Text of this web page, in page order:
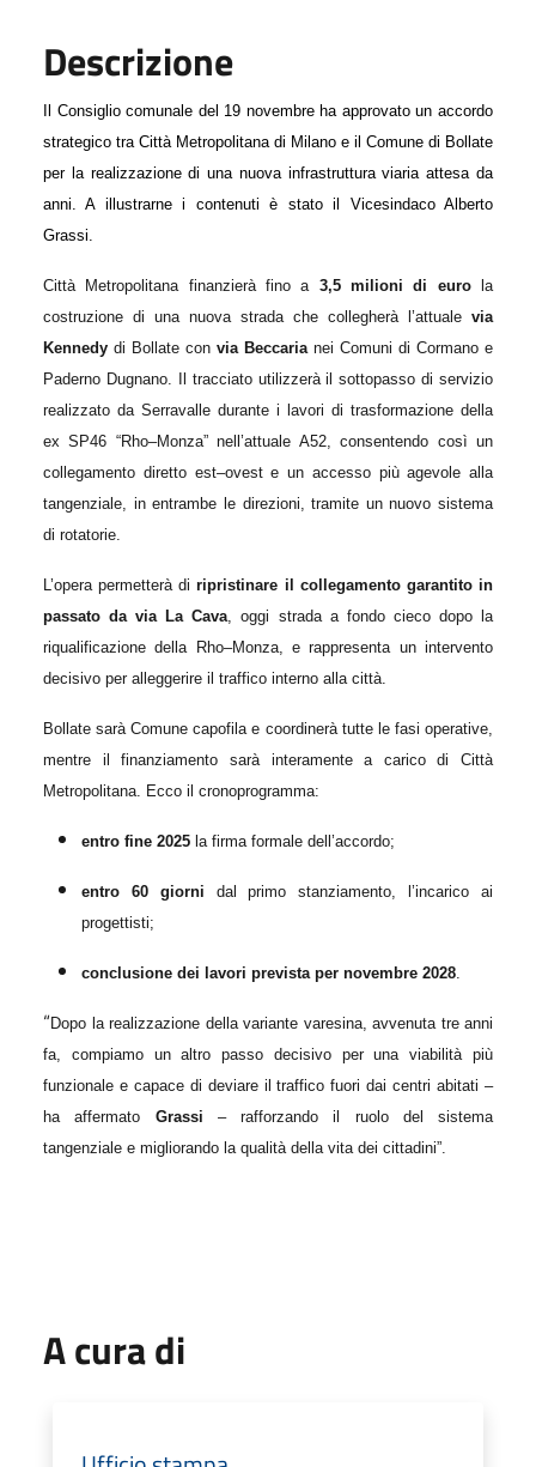
Descrizione
Il Consiglio comunale del 19 novembre ha approvato un accordo
strategico tra Città Metropolitana di Milano e il Comune di Bollate
per la realizzazione di una nuova infrastruttura viaria attesa da
anni. A illustrarne i contenuti è stato il Vicesindaco Alberto
Grassi.
Città Metropolitana finanzierà fino a 3,5 milioni di eurola
costruzione di una nuova strada che collegherà l’attuale via
Kennedy di Bollate con via Beccaria nei Comuni di Cormano e
Paderno Dugnano. Il tracciato utilizzerà il sottopasso di servizio
realizzato da Serravalle durante i lavori di trasformazione della
ex SP46 “Rho–Monza” nell’attuale A52, consentendo così un
collegamento diretto est–ovest e un accesso più agevole alla
tangenziale, in entrambe le direzioni, tramite un nuovo sistema
di rotatorie.
L’opera permetterà diripristinare il collegamento garantito in
passato da via La Cava ,oggi strada a fondo cieco dopo la
riqualificazione della Rho–Monza, e rappresenta un intervento
decisivo per alleggerire il traffico interno alla città.
Bollate sarà Comune capofila e coordinerà tutte le fasi operative,
mentre il finanziamento sarà interamente a carico di Città
Metropolitana. Ecco il cronoprogramma:
entro fine 2025 la firma formale dell’accordo;
entro 60 giorni dal primo stanziamento, l’incarico ai
progettisti;
conclusione dei lavori prevista per novembre 2028
“Dopo la realizzazione della variante varesina, avvenuta tre anni
fa, compiamo un altro passo decisivo per una viabilità più
funzionale e capace di deviare il traffico fuori dai centri abitati –
ha affermato Grassi – rafforzando il ruolo del sistema
tangenziale e migliorando la qualità della vita dei cittadini”.
A cura di